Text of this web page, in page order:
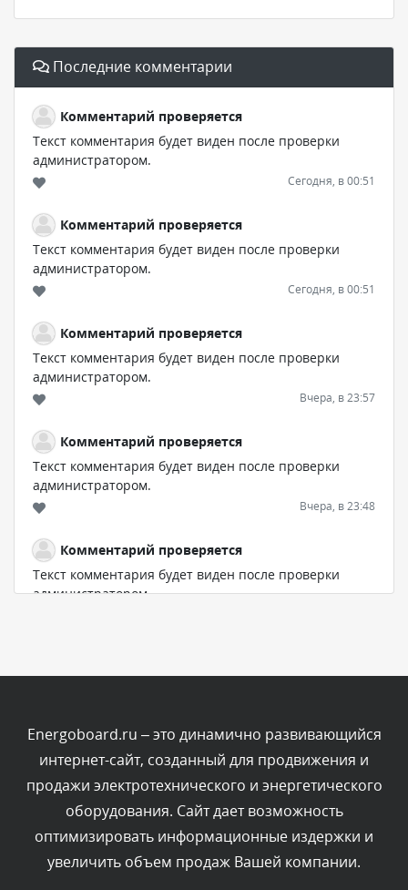
Последние комментарии
Комментарий проверяется
Текст комментария будет виден после проверки
администратором.
Сегодня, в 00:51
Комментарий проверяется
Текст комментария будет виден после проверки
администратором.
Сегодня, в 00:51
Комментарий проверяется
Текст комментария будет виден после проверки
администратором.
Вчера, в 23:57
Комментарий проверяется
Текст комментария будет виден после проверки
администратором.
Вчера, в 23:48
Комментарий проверяется
Текст комментария будет виден после проверки
администратором.
Комментарий проверяется
Текст комментария будет виден после проверки
администратором.
Вчера, в 19:54
Комментарий проверяется
Energoboard.ru – это динамично развивающийся
интернет-сайт, созданный для продвижения и
продажи электротехнического и энергетического
оборудования. Сайт дает возможность
оптимизировать информационные издержки и
увеличить объем продаж Вашей компании.